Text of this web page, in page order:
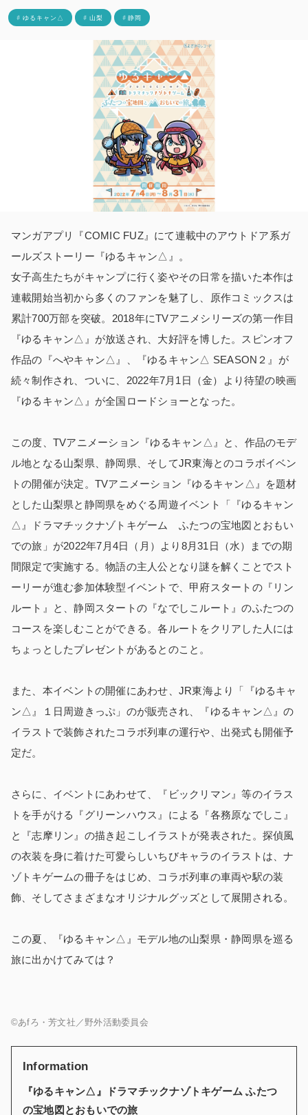
# ゆるキャン△ # 山梨 # 静岡
マンガアプリ『COMIC FUZ』にて連載中のアウトドア系ガ
ールズストーリー『ゆるキャン△』。
女子高生たちがキャンプに行く姿やその日常を描いた本作は
連載開始当初から多くのファンを魅了し、原作コミックスは
累計700万部を突破。2018年にTVアニメシリーズの第一作目
『ゆるキャン△』が放送され、大好評を博した。スピンオフ
作品の『へやキャン△』、『ゆるキャン△ SEASON２』が
続々制作され、ついに、2022年7月1日（金）より待望の映画
『ゆるキャン△』が全国ロードショーとなった。
この度、TVアニメーション『ゆるキャン△』と、作品のモデ
ル地となる山梨県、静岡県、そしてJR東海とのコラボイベン
トの開催が決定。TVアニメーション『ゆるキャン△』を題材
とした山梨県と静岡県をめぐる周遊イベント「『ゆるキャン
△』ドラマチックナゾトキゲーム ふたつの宝地図とおもい
での旅」が2022年7月4日（月）より8月31日（水）までの期
間限定で実施する。物語の主人公となり謎を解くことでスト
ーリーが進む参加体験型イベントで、甲府スタートの『リン
ルート』と、静岡スタートの『なでしこルート』のふたつの
コースを楽しむことができる。各ルートをクリアした人には
ちょっとしたプレゼントがあるとのこと。
また、本イベントの開催にあわせ、JR東海より「『ゆるキャ
ン△』１日周遊きっぷ」のが販売され、『ゆるキャン△』の
イラストで装飾されたコラボ列車の運行や、出発式も開催予
定だ。
さらに、イベントにあわせて、『ビックリマン』等のイラス
トを手がける『グリーンハウス』による『各務原なでしこ』
と『志摩リン』の描き起こしイラストが発表された。探偵風
の衣装を身に着けた可愛らしいちびキャラのイラストは、ナ
ゾトキゲームの冊子をはじめ、コラボ列車の車両や駅の装
飾、そしてさまざまなオリジナルグッズとして展開される。
この夏、『ゆるキャン△』モデル地の山梨県・静岡県を巡る
旅に出かけてみては？
©あfろ・芳文社／野外活動委員会
Information
『ゆるキャン△』ドラマチックナゾトキゲーム ふたつ
の宝地図とおもいでの旅